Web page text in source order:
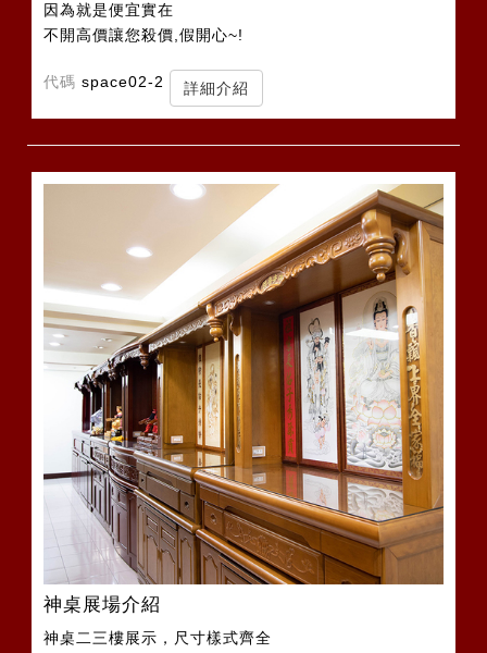
因為就是便宜實在
不開高價讓您殺價,假開心~!
代碼 space02-2 詳細介紹
神桌展場介紹
神桌二三樓展示，尺寸樣式齊全